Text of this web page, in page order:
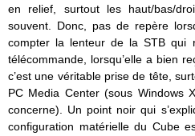
en relief, surtout les haut/bas/
souvent. Donc, pas de repère
compter la lenteur de la STB qui
télécommande, lorsqu’elle a bien
c’est une véritable prise de tête,
PC Media Center (sous Windows
concerne). Un point noir qui
configuration matérielle du Cube